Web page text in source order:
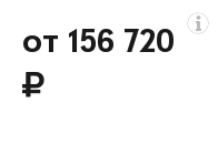
от 156 720